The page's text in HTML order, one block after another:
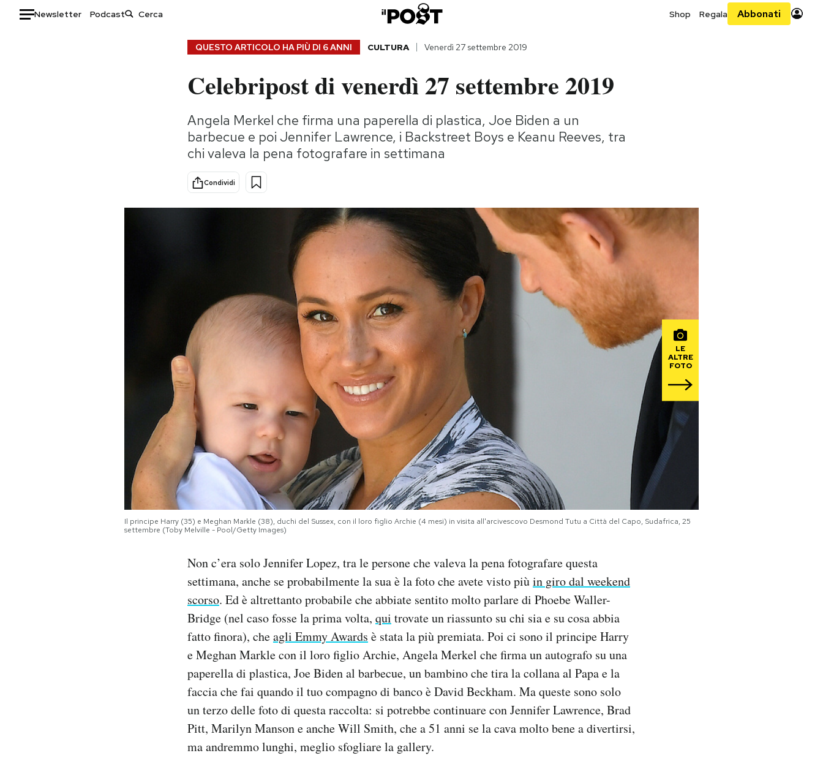
Newsletter Podcast Shop Regala Abbonati
Consumismi
Storie/Idee
Ok Boomer!
Europa
QUESTO ARTICOLO HA PIÙ DI 6 ANNI CULTURA Venerdì 27 settembre 2019
Celebripost di venerdì 27 settembre 2019
Angela Merkel che firma una paperella di plastica, Joe Biden a un
barbecue e poi Jennifer Lawrence, i Backstreet Boys e Keanu Reeves, tra
chi valeva la pena fotografare in settimana
Condividi
LE
ALTRE
FOTO
Il principe Harry (35) e Meghan Markle (38), duchi del Sussex, con il loro figlio Archie (4 mesi) in visita all'arcivescovo Desmond Tutu a Città del Capo, Sudafrica, 25
settembre (Toby Melville - Pool/Getty Images)
Non c’era solo Jennifer Lopez, tra le persone che valeva la pena fotografare questa
settimana, anche se probabilmente la sua è la foto che avete visto piùin giro dal weekend
scorso. Ed è altrettanto probabile che abbiate sentito molto parlare di Phoebe Waller-
Bridge (nel caso fosse la prima volta, qui trovate un riassunto su chi sia e su cosa abbia
fatto finora), cheagli Emmy Awards è stata la più premiata. Poi ci sono il principe Harry
e Meghan Markle con il loro figlio Archie, Angela Merkel che firma un autografo su una
paperella di plastica, Joe Biden al barbecue, un bambino che tira la collana al Papa e la
faccia che fai quando il tuo compagno di banco è David Beckham. Ma queste sono solo
un terzo delle foto di questa raccolta: si potrebbe continuare con Jennifer Lawrence, Brad
Pitt, Marilyn Manson e anche Will Smith, che a 51 anni se la cava molto bene a divertirsi,
ma andremmo lunghi, meglio sfogliare la gallery.